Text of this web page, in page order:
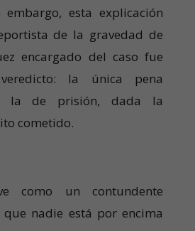
embargo, esta explicación
de la gravedad de
encargado del caso fue
la única pena
la de prisión, dada la
cometido.
como un contundente
nadie está por encima